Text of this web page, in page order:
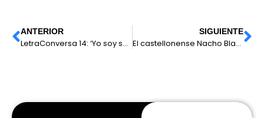
ANTERIOR
LetraConversa 14: ‘Yo soy sanjeed’ de Fernando Altamirano.
SIGUIENTE
El castellonense Nacho Blasco refleja en su novela de ficción, Morir para sentirse vivo, la evidencia real de la vida después de la muerte